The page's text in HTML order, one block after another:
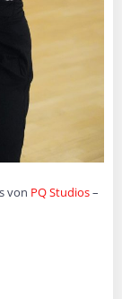
von PQ Studios–